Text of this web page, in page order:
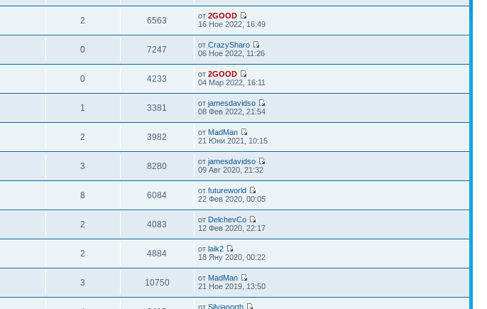
2 6563 от2GOOD
16 Ное 2022, 16:49
0 7247 отCrazySharo
06 Ное 2022, 11:26
0 4233 от2GOOD
04 Мар 2022, 16:11
1 3381 отjamesdavidso
08 Фев 2022, 21:54
2 3982 от MadMan
21 Юни 2021, 10:15
3 8280 отjamesdavidso
09 Авг 2020, 21:32
8 6084 отfutureworld
22 Фев 2020, 00:05
2 4083 от DelchevCo
12 Фев 2020, 22:17
2 4884 отlaik2
18 Яну 2020, 00:22
3 10750 от MadMan
21 Ное 2019, 13:50
отSilvianorth